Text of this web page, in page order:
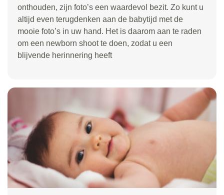
onthouden, zijn foto’s een waardevol bezit. Zo kunt u
altijd even terugdenken aan de babytijd met de
mooie foto’s in uw hand. Het is daarom aan te raden
om een newborn shoot te doen, zodat u een
blijvende herinnering heeft